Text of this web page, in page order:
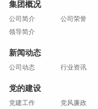
集团概况
公司简介 公司荣誉
领导简介
新闻动态
公司动态 行业资讯
党的建设
党建工作 党风廉政